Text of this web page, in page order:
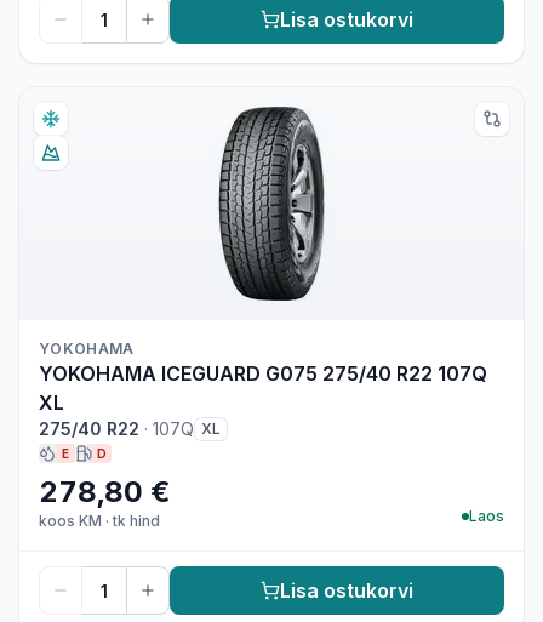
Lisa ostukorvi
YOKOHAMA
YOKOHAMA ICEGUARD G075 275/40 R22 107Q
XL
275/40 R22 · 107Q XL
E D
278,80 €
koos KM ·tk hind Laos
Lisa ostukorvi